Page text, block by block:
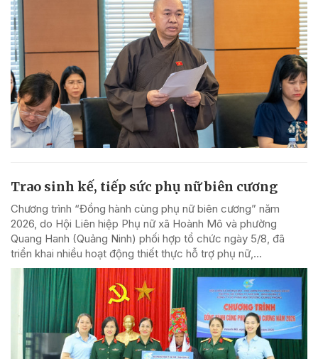
Trao sinh kế, tiếp sức phụ nữ biên cương
Chương trình “Đồng hành cùng phụ nữ biên cương” năm
2026, do Hội Liên hiệp Phụ nữ xã Hoành Mô và phường
Quang Hanh (Quảng Ninh) phối hợp tổ chức ngày 5/8, đã
triển khai nhiều hoạt động thiết thực hỗ trợ phụ nữ,...